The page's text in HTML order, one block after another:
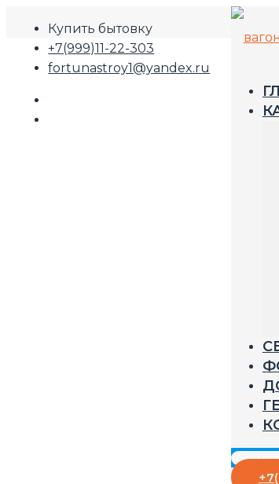
Купить бытовку
+7(999)11-22-303
fortunastroy1@yandex.ru